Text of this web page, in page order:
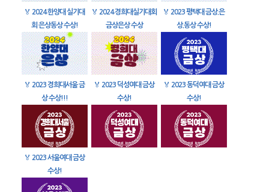
🏅 2024 한양대 실기대
회 은상동상 수상!
🏅 2024 경희대실기대회
금상은상 수상
🏅 2023 평택대 금상.은
상.동상 수상!
🏅 2023 경희대서울 금
상 수상!!!
🏅 2023 덕성여대 금상
수상!
🏅 2023 동덕여대 금상
수상!
🏅 2023 서울여대 금상
수상!